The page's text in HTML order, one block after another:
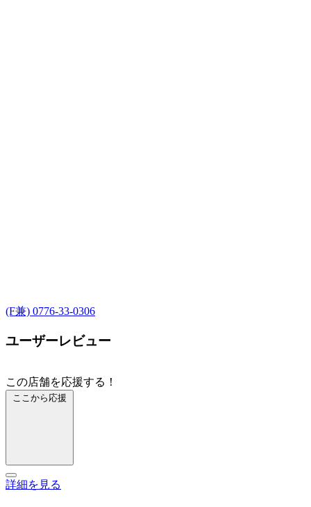
(F兼) 0776-33-0306
ユーザーレビュー
この店舗を応援する！
ここから応援
詳細を見る